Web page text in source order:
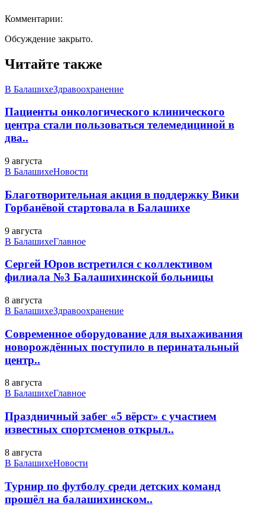
Комментарии:
Обсуждение закрыто.
Читайте также
В БалашихеЗдравоохранение
Пациенты онкологического клинического
центра стали пользоваться телемедициной в
два..
9 августа
В БалашихеНовости
Благотворительная акция в поддержку Вики
Горбанёвой стартовала в Балашихе
9 августа
В БалашихеГлавное
Сергей Юров встретился с коллективом
филиала №3 Балашихинской больницы
8 августа
В БалашихеЗдравоохранение
Современное оборудование для выхаживания
новорождённых поступило в перинатальный
центр..
8 августа
В БалашихеГлавное
Праздничный забег «5 вёрст» с участием
известных спортсменов открыл..
8 августа
В БалашихеНовости
Турнир по футболу среди детских команд
прошёл на балашихинском..